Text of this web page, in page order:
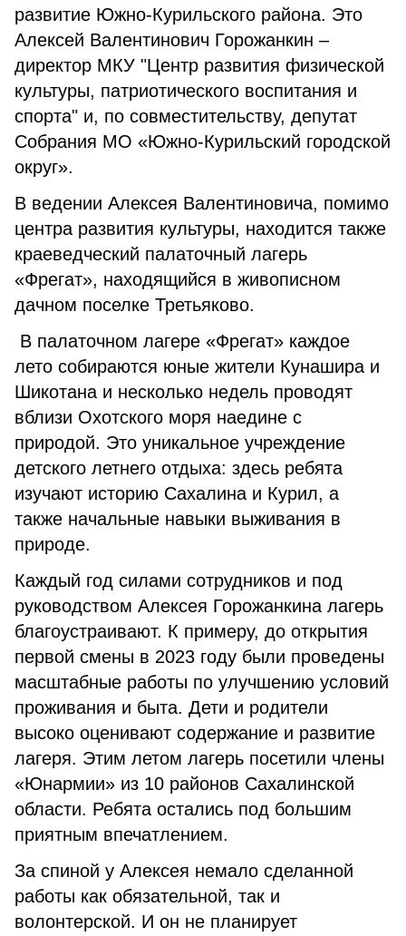
развитие Южно-Курильского района. Это
Алексей Валентинович Горожанкин –
директор МКУ "Центр развития физической
культуры, патриотического воспитания и
спорта" и, по совместительству, депутат
Собрания МО «Южно-Курильский городской
округ».
В ведении Алексея Валентиновича, помимо
центра развития культуры, находится также
краеведческий палаточный лагерь
«Фрегат», находящийся в живописном
дачном поселке Третьяково.
В палаточном лагере «Фрегат» каждое
лето собираются юные жители Кунашира и
Шикотана и несколько недель проводят
вблизи Охотского моря наедине с
природой. Это уникальное учреждение
детского летнего отдыха: здесь ребята
изучают историю Сахалина и Курил, а
также начальные навыки выживания в
природе.
Каждый год силами сотрудников и под
руководством Алексея Горожанкина лагерь
благоустраивают. К примеру, до открытия
первой смены в 2023 году были проведены
масштабные работы по улучшению условий
проживания и быта. Дети и родители
высоко оценивают содержание и развитие
лагеря. Этим летом лагерь посетили члены
«Юнармии» из 10 районов Сахалинской
области. Ребята остались под большим
приятным впечатлением.
За спиной у Алексея немало сделанной
работы как обязательной, так и
волонтерской. И он не планирует